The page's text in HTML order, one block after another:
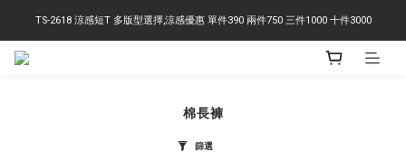
右下角訂閱LINE即享95折優惠
TS-2618 涼感短T 多版型選擇,涼感優惠 單件390 兩件750 三件1000 十件3000
棉長褲
篩選